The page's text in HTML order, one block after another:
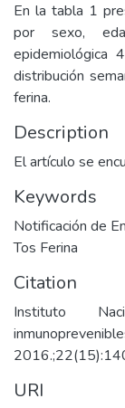
En la tabla 1
por sexo,
distribución
ferina.
Description
El artículo se
Keywords
Notificación de
Tos Ferina
Citation
Instituto
URI